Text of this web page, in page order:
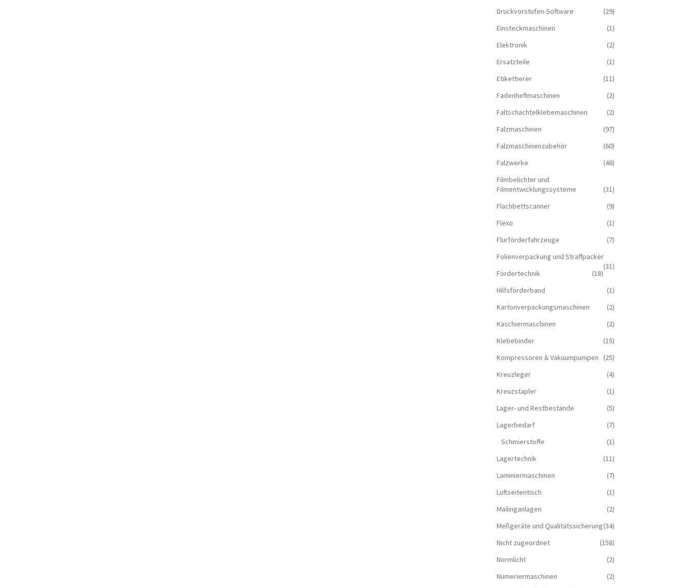
Druckvorstufen-Software
(29)
Einsteckmaschinen
(1)
Elektronik
(2)
Ersatzteile
(1)
Etikettierer
(11)
Fadenheftmaschinen
(2)
Faltschachtelklebemaschinen
(2)
Falzmaschinen
(97)
Falzmaschinenzubehör
(60)
Falzwerke
(46)
Filmbelichter und
Filmentwicklungssysteme
(31)
Flachbettscanner
(9)
Flexo
(1)
Flurförderfahrzeuge
(7)
Folienverpackung und Straffpacker
(31)
Fördertechnik
(18)
Hilfsförderband
(1)
Kartonverpackungsmaschinen
(2)
Kaschiermaschinen
(2)
Klebebinder
(15)
Kompressoren & Vakuum­pumpen
(25)
Kreuzleger
(4)
Kreuzstapler
(1)
Lager- und Restbestände
(5)
Lagerbedarf
(7)
Schmierstoffe
(1)
Lagertechnik
(11)
Laminiermaschinen
(7)
Luftseitentisch
(1)
Mailinganlagen
(2)
Meßgeräte und Qualitätssicherung(34)
Nicht zugeordnet
(158)
Normlicht
(2)
Numeriermaschinen
(2)